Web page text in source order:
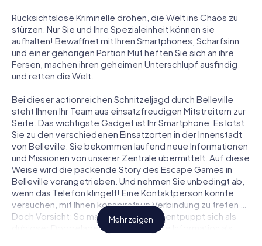
Rücksichtslose Kriminelle drohen, die Welt ins Chaos zu
stürzen. Nur Sie und Ihre Spezialeinheit können sie
aufhalten! Bewaffnet mit Ihren Smartphones, Scharfsinn
und einer gehörigen Portion Mut heften Sie sich an ihre
Fersen, machen ihren geheimen Unterschlupf ausfindig
und retten die Welt.
Bei dieser actionreichen Schnitzeljagd durch Belleville
steht Ihnen Ihr Team aus einsatzfreudigen Mitstreitern zur
Seite. Das wichtigste Gadget ist Ihr Smartphone: Es lotst
Sie zu den verschiedenen Einsatzorten in der Innenstadt
von Belleville. Sie bekommen laufend neue Informationen
und Missionen von unserer Zentrale übermittelt. Auf diese
Weise wird die packende Story des Escape Games in
Belleville vorangetrieben. Und nehmen Sie unbedingt ab,
wenn das Telefon klingelt! Eine Kontaktperson könnte
versuchen, mit Ihnen konspirativ in Verbindung zu treten …
Doch Vorsicht: So mancher Informant entpuppt sich als
dubioser Doppelagent und so manche Information als
Mehr zeigen